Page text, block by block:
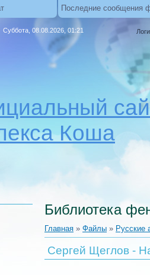
Последние сообщения
Суббота, 08.08.2026, 01:21
Коша
Библиотека
Главная » Файлы » Русские
Сергей Щеглов -